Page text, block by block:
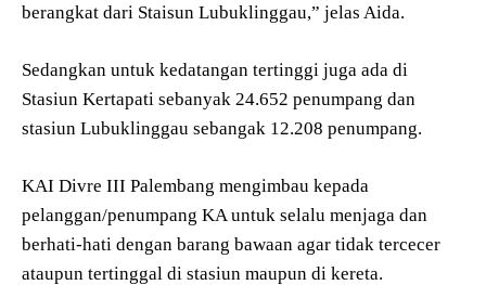
berangkat dari Staisun Lubuklinggau,” jelas Aida.
Sedangkan untuk kedatangan tertinggi juga ada di
Stasiun Kertapati sebanyak 24.652 penumpang dan
stasiun Lubuklinggau sebangak 12.208 penumpang.
KAI Divre III Palembang mengimbau kepada
pelanggan/penumpang KA untuk selalu menjaga dan
berhati-hati dengan barang bawaan agar tidak tercecer
ataupun tertinggal di stasiun maupun di kereta.